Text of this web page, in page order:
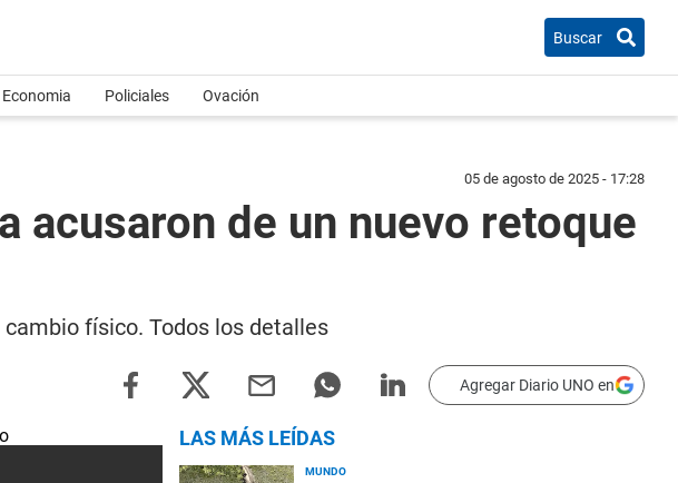
Buscar
Economia Policiales Ovación
05 de agosto de 2025 - 17:28
acusaron de un nuevo retoque
físico. Todos los detalles
Agregar Diario UNO en
LAS MÁS LEÍDAS
MUNDO